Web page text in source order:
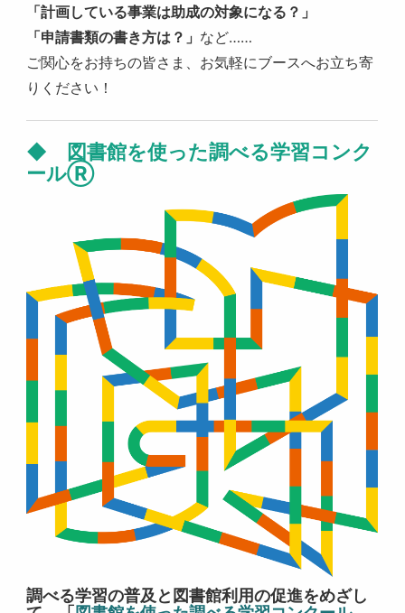
「計画している事業は助成の対象になる？」
「申請書類の書き方は？」 など……
ご関心をお持ちの皆さま、お気軽にブースへお立ち寄
りください！
◆
図書館を使った調べる学習コンク
ールⓇ
調べる学習の普及と図書館利用の促進をめざし